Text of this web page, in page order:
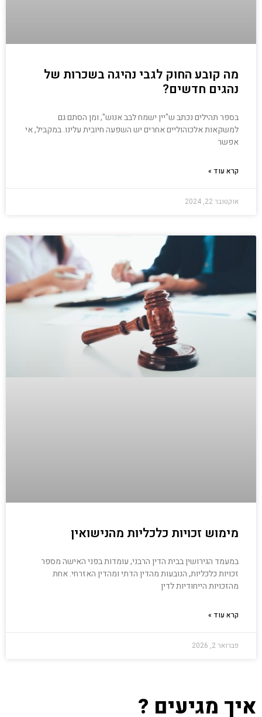
מה קובע החוק לגבי נהיגה בשכרות של
נהגים חדשים?
בספר תהילים נכתב ש"יין ישמח לבב אנוש", ומן הסתם גם
למשקאות אלכוהוליים אחרים יש השפעה חיובית עלינו. במקביל, אי
אפשר
קרא עוד »
אוקטובר 22, 2024
מימוש זכויות כלכליות מהנישואין
במעמד הגירושין בבית הדין הרבני, עומדות בפני האישה מספר
זכויות כלכליות, הנובעות מהדין הדתי ומהדין האזרחי. אחת
מהזכויות הייחודיות לדין
קרא עוד »
פברואר 2, 2026
איך מגיעים ?